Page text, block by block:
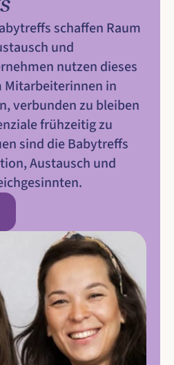
schaffen Raum
und
nutzen dieses
Mitarbeiterinnen in
verbunden zu bleiben
frühzeitig zu
sind die Babytreffs
Austausch und